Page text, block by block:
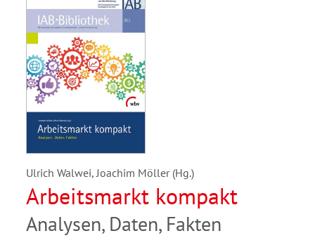
Ulrich Walwei, Joachim Möller (Hg.)
Arbeitsmarkt kompakt
Analysen, Daten, Fakten